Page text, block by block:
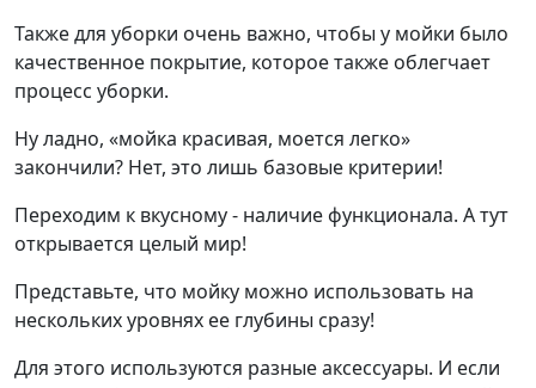
Также для уборки очень важно, чтобы у мойки было
качественное покрытие, которое также облегчает
процесс уборки.
Ну ладно, «мойка красивая, моется легко»
закончили? Нет, это лишь базовые критерии!
Переходим к вкусному - наличие функционала. А тут
открывается целый мир!
Представьте, что мойку можно использовать на
нескольких уровнях ее глубины сразу!
Для этого используются разные аксессуары. И если